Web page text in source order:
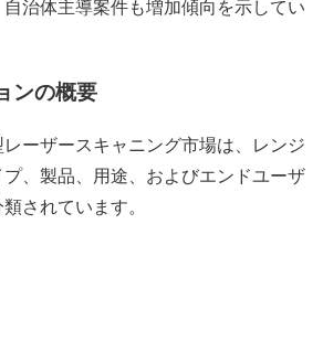
治体主導案件も増加傾向を示してい
ンの概要
ーザースキャニング市場は、レンジ
、製品、用途、およびエンドユーザ
されています。